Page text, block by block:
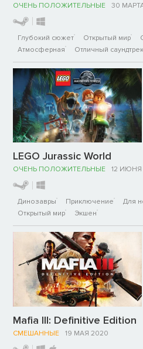
ОЧЕНЬ ПОЛОЖИТЕЛЬНЫЕ 30
Глубокий сюжет Открытый мир
Атмосферная
Отличный
LEGO Jurassic World
ОЧЕНЬ ПОЛОЖИТЕЛЬНЫЕ 12 ИЮНЯ
Динозавры Приключение
Для
Открытый мир
Экшен
Mafia III: Definitive Edition
СМЕШАННЫЕ 19 МАЯ 2020